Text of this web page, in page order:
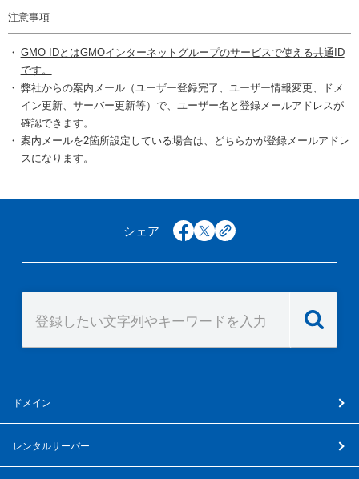
注意事項
GMO IDとはGMOインターネットグループのサービスで使える共通ID
です。
弊社からの案内メール（ユーザー登録完了、ユーザー情報変更、ドメ
イン更新、サーバー更新等）で、ユーザー名と登録メールアドレスが
確認できます。
案内メールを2箇所設定している場合は、どちらかが登録メールアドレ
スになります。
シェア facebook
x copy
ドメイン
レンタルサーバー